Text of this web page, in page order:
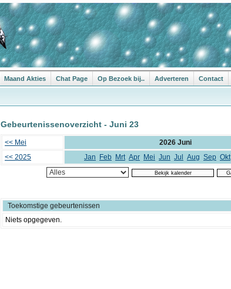
Maand Akties Chat Page Op Bezoek bij.. Adverteren Contact
Gebeurtenissenoverzicht - Juni 23
<< Mei 2026 Juni
<< 2025
Jan Feb Mrt Apr Mei Jun Jul Aug Sep Okt
Toekomstige gebeurtenissen
Niets opgegeven.